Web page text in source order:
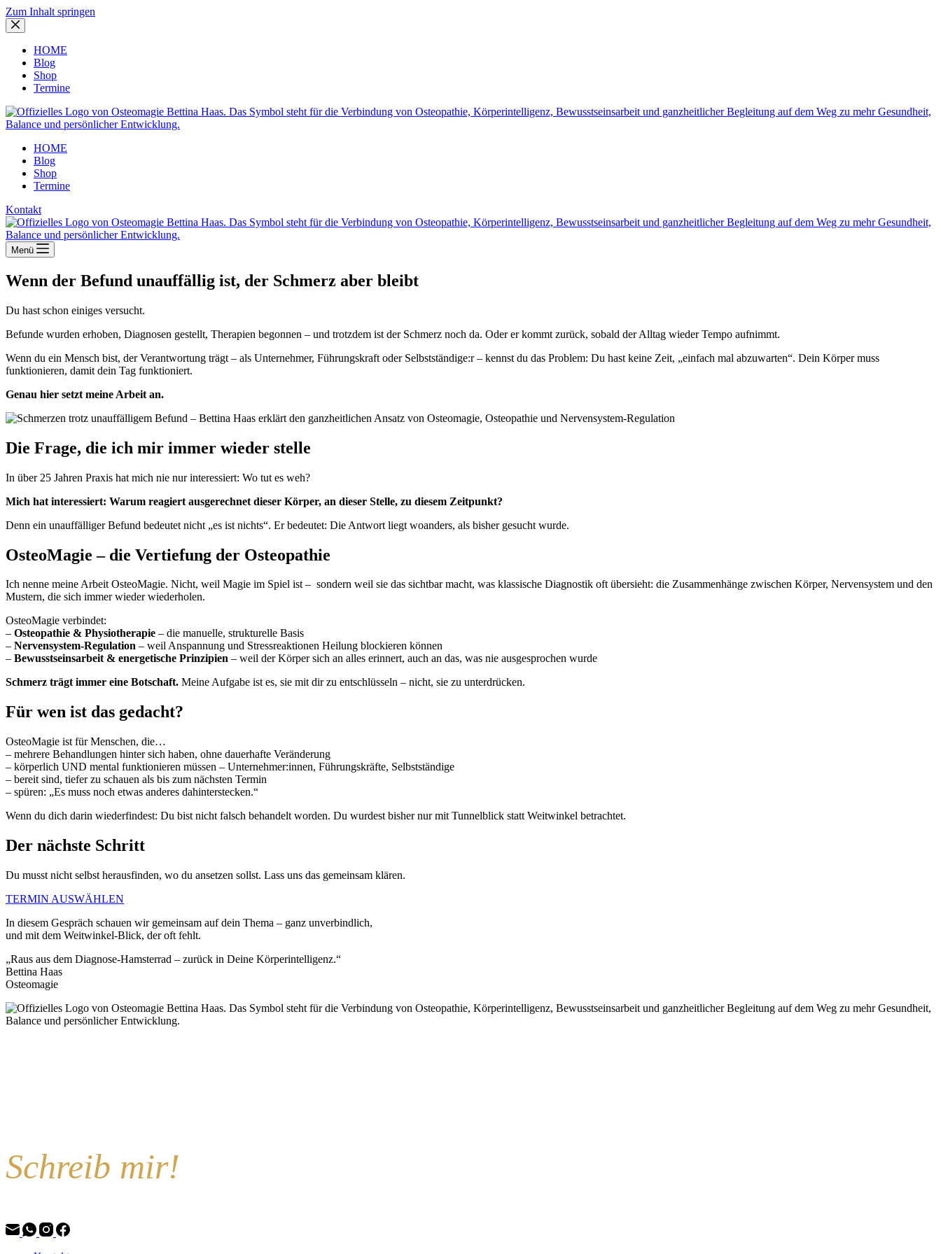
Zum Inhalt springen
HOME
Blog
Shop
Termine
HOME
Blog
Shop
Termine
Kontakt
Menü
Wenn der Befund unauffällig ist, der Schmerz aber bleibt
Du hast schon einiges versucht.
Befunde wurden erhoben, Diagnosen gestellt, Therapien begonnen – und trotzdem ist der Schmerz noch da. Oder er kommt zurück, sobald der Alltag wieder Tempo aufnimmt.
Wenn du ein Mensch bist, der Verantwortung trägt – als Unternehmer, Führungskraft oder Selbstständige:r – kennst du das Problem: Du hast keine Zeit, „einfach mal abzuwarten“. Dein Körper muss
funktionieren, damit dein Tag funktioniert.
Genau hier setzt meine Arbeit an.
Die Frage, die ich mir immer wieder stelle
In über 25 Jahren Praxis hat mich nie nur interessiert: Wo tut es weh?
Mich hat interessiert: Warum reagiert ausgerechnet dieser Körper, an dieser Stelle, zu diesem Zeitpunkt?
Denn ein unauffälliger Befund bedeutet nicht „es ist nichts“. Er bedeutet: Die Antwort liegt woanders, als bisher gesucht wurde.
OsteoMagie – die Vertiefung der Osteopathie
Ich nenne meine Arbeit OsteoMagie. Nicht, weil Magie im Spiel ist – sondern weil sie das sichtbar macht, was klassische Diagnostik oft übersieht: die Zusammenhänge zwischen Körper, Nervensystem und den
Mustern, die sich immer wieder wiederholen.
OsteoMagie verbindet:
– Osteopathie & Physiotherapie – die manuelle, strukturelle Basis
– Nervensystem-Regulation – weil Anspannung und Stressreaktionen Heilung blockieren können
– Bewusstseinsarbeit & energetische Prinzipien – weil der Körper sich an alles erinnert, auch an das, was nie ausgesprochen wurde
Schmerz trägt immer eine Botschaft. Meine Aufgabe ist es, sie mit dir zu entschlüsseln – nicht, sie zu unterdrücken.
Für wen ist das gedacht?
OsteoMagie ist für Menschen, die…
– mehrere Behandlungen hinter sich haben, ohne dauerhafte Veränderung
– körperlich UND mental funktionieren müssen – Unternehmer:innen, Führungskräfte, Selbstständige
– bereit sind, tiefer zu schauen als bis zum nächsten Termin
– spüren: „Es muss noch etwas anderes dahinterstecken.“
Wenn du dich darin wiederfindest: Du bist nicht falsch behandelt worden. Du wurdest bisher nur mit Tunnelblick statt Weitwinkel betrachtet.
Der nächste Schritt
Du musst nicht selbst herausfinden, wo du ansetzen sollst. Lass uns das gemeinsam klären.
TERMIN AUSWÄHLEN
In diesem Gespräch schauen wir gemeinsam auf dein Thema – ganz unverbindlich,
und mit dem Weitwinkel-Blick, der oft fehlt.
„Raus aus dem Diagnose-Hamsterrad – zurück in Deine Körperintelligenz.“
Bettina Haas
Osteomagie
Schreib mir!